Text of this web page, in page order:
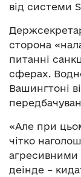
від системи
сторона
питанні
сферах.
Вашингтоні
«Але при
чітко
агресивними
деінде –